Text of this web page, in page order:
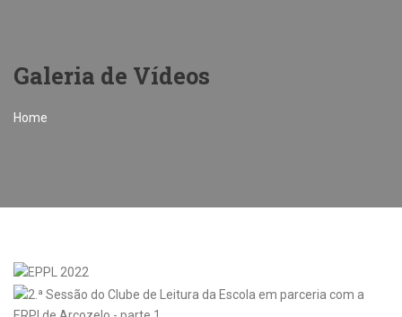
Galeria de Vídeos
Home